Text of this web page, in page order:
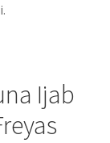
Ijab